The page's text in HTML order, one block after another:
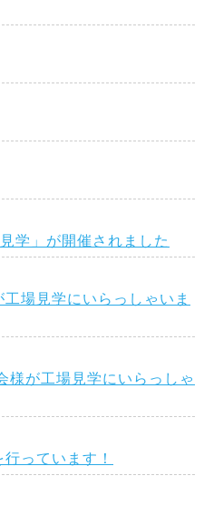
学」が開催されました
場見学にいらっしゃいま
様が工場見学にいらっしゃ
っています！